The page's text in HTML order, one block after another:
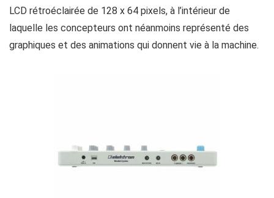
LCD rétroéclairée de 128 x 64 pixels, à l’intérieur de
laquelle les concepteurs ont néanmoins représenté des
graphiques et des animations qui donnent vie à la machine.